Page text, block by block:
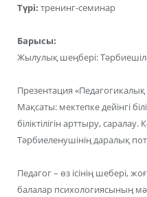
Түрі: тренинг-семинар
Барысы:
Жылулық шеңбері: Тәрбиешілер
Презентация «Педагогикалық
Мақсаты: мектепке дейінгі
біліктілігін арттыру,
Тәрбиеленушінің даралық
Педагог – өз ісінің шебері,
балалар психологиясының